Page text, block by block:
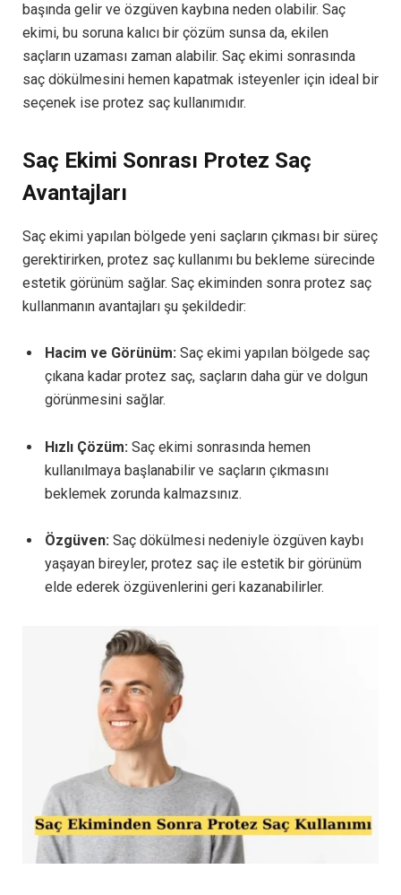
başında gelir ve özgüven kaybına neden olabilir. Saç
ekimi, bu soruna kalıcı bir çözüm sunsa da, ekilen
saçların uzaması zaman alabilir. Saç ekimi sonrasında
saç dökülmesini hemen kapatmak isteyenler için ideal bir
seçenek ise protez saç kullanımıdır.
Saç Ekimi Sonrası Protez Saç
Avantajları
Saç ekimi yapılan bölgede yeni saçların çıkması bir süreç
gerektirirken, protez saç kullanımı bu bekleme sürecinde
estetik görünüm sağlar. Saç ekiminden sonra protez saç
kullanmanın avantajları şu şekildedir:
Hacim ve Görünüm: Saç ekimi yapılan bölgede saç
çıkana kadar protez saç, saçların daha gür ve dolgun
görünmesini sağlar.
Hızlı Çözüm: Saç ekimi sonrasında hemen
kullanılmaya başlanabilir ve saçların çıkmasını
beklemek zorunda kalmazsınız.
Özgüven: Saç dökülmesi nedeniyle özgüven kaybı
yaşayan bireyler, protez saç ile estetik bir görünüm
elde ederek özgüvenlerini geri kazanabilirler.